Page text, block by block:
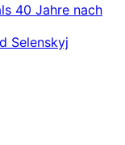
40 Jahre nach
Selenskyj